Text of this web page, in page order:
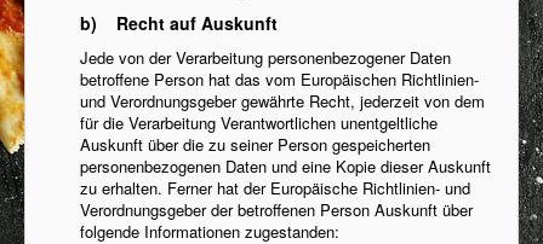
b) Recht auf Auskunft
Jede von der Verarbeitung personenbezogener Daten
betroffene Person hat das vom Europäischen Richtlinien-
und Verordnungsgeber gewährte Recht, jederzeit von dem
für die Verarbeitung Verantwortlichen unentgeltliche
Auskunft über die zu seiner Person gespeicherten
personenbezogenen Daten und eine Kopie dieser Auskunft
zu erhalten. Ferner hat der Europäische Richtlinien- und
Verordnungsgeber der betroffenen Person Auskunft über
folgende Informationen zugestanden: